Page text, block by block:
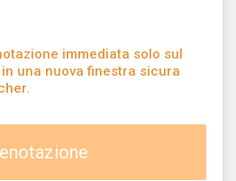
immediata solo sul
una nuova finestra sicura